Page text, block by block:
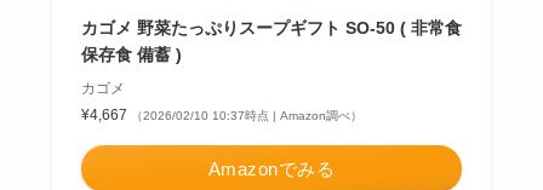
カゴメ 野菜たっぷりスープギフト SO-50 ( 非常食
保存食 備蓄 )
カゴメ
¥4,667
（2026/02/10 10:37時点 | Amazon調べ）
Amazonでみる